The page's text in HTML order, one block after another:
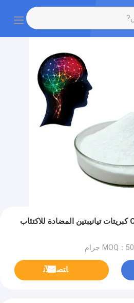
99٪ CAS 1224690-84-9 كبريتات تيانيبتين المضادة للاكتئاب
MOQ：50 جرام
ﺎﺘﺼﻟ ﺍﻶﻧ